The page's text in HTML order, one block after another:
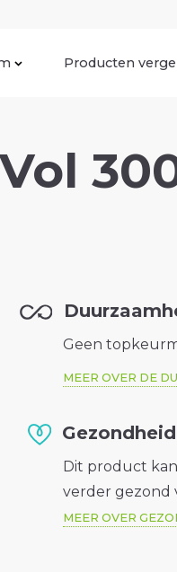
Producten
Geen
MEER OVER DE
Gezondheid
Dit product
verder gezond
MEER OVER